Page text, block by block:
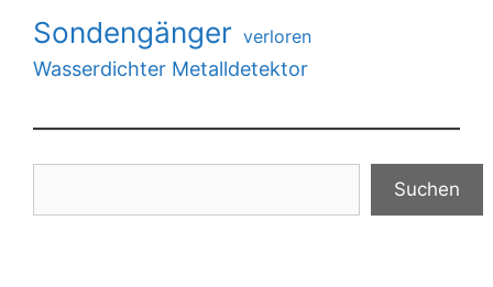
Sondengänger verloren
Wasserdichter Metalldetektor
Suchen